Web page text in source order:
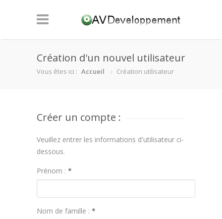
Création d'un nouvel utilisateur
Vous êtes ici : Accueil Création utilisateur
Créer un compte :
Veuillez entrer les informations d'utilisateur ci-
dessous.
Prénom : *
Nom de famille : *